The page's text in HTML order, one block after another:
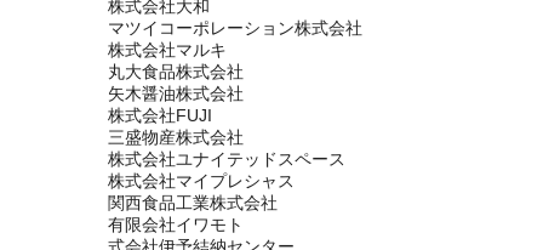
株式会社大和
マツイコーポレーション株式会社
株式会社マルキ
丸大食品株式会社
矢木醤油株式会社
株式会社FUJI
三盛物産株式会社
株式会社ユナイテッドスペース
株式会社マイプレシャス
関西食品工業株式会社
有限会社イワモト